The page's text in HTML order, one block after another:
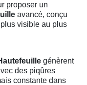
proposer un
avancé, conçu
visible au plus
génèrent
des piqûres
constante dans